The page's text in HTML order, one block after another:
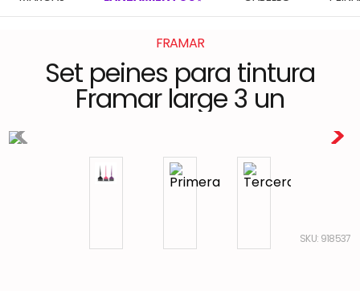
FRAMAR
Set peines para tintura
Framar large 3 un
: 918537